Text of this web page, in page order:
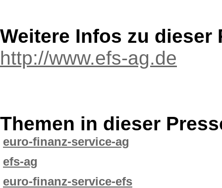
Weitere Infos zu dieser
http://www.efs-ag.de
Themen in dieser
euro-finanz-service-ag
efs-ag
euro-finanz-service-efs